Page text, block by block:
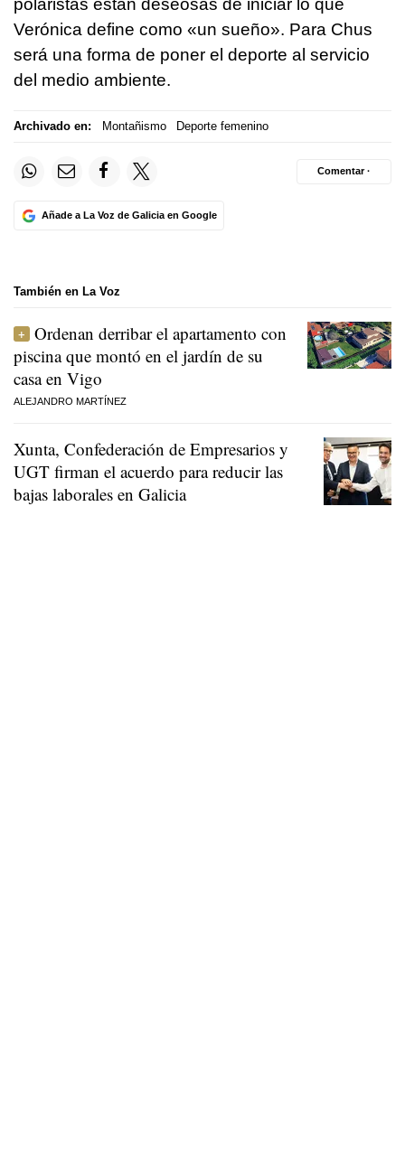
polaristas están deseosas de iniciar lo que
Verónica define como «un sueño». Para Chus
será una forma de poner el deporte al servicio
del medio ambiente.
Archivado en: Montañismo Deporte femenino
Añade a La Voz de Galicia en Google
Comentar ·
También en La Voz
Ordenan derribar el apartamento con
piscina que montó en el jardín de su
casa en Vigo
ALEJANDRO MARTÍNEZ
Xunta, Confederación de Empresarios y
UGT firman el acuerdo para reducir las
bajas laborales en Galicia